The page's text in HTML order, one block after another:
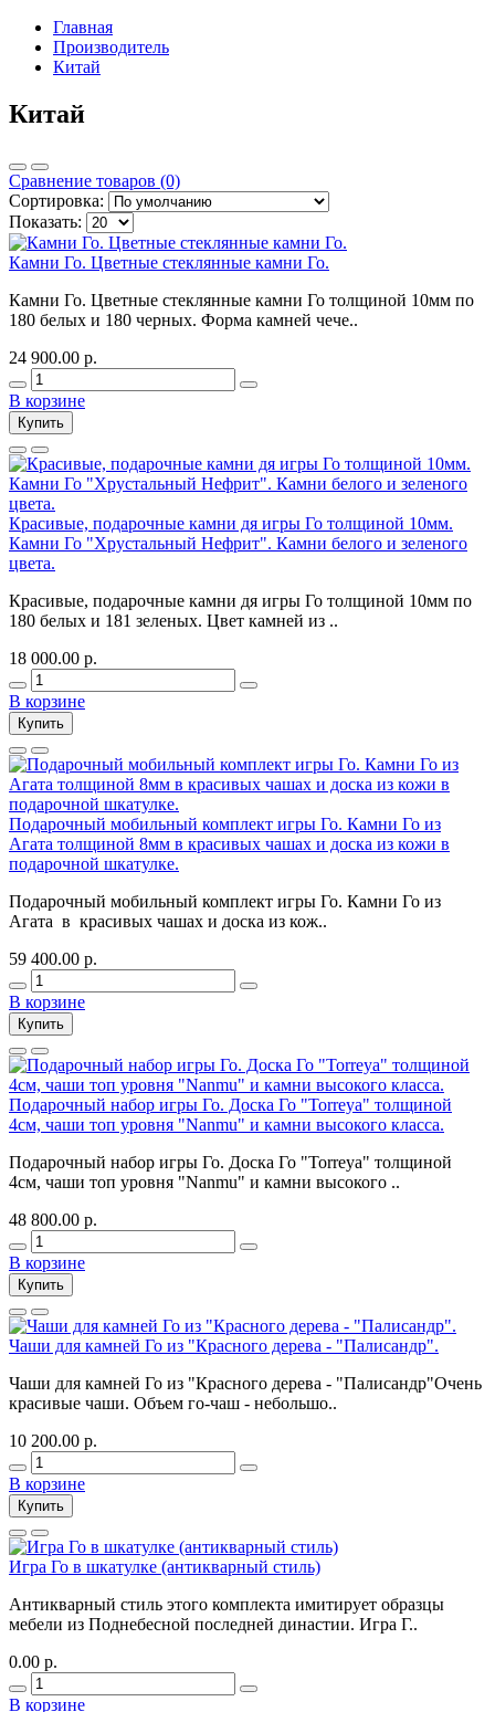
Главная
Производитель
Китай
Китай
Сравнение товаров (0)
Сортировка:
Показать:
Камни Го. Цветные стеклянные камни Го.
Камни Го. Цветные стеклянные камни Го толщиной 10мм по
180 белых и 180 черных. Форма камней чече..
24 900.00 р.
В корзине
Купить
Красивые, подарочные камни дя игры Го толщиной 10мм.
Камни Го "Хрустальный Нефрит". Камни белого и зеленого
цвета.
Красивые, подарочные камни дя игры Го толщиной 10мм по
180 белых и 181 зеленых. Цвет камней из ..
18 000.00 р.
В корзине
Купить
Подарочный мобильный комплект игры Го. Камни Го из
Агата толщиной 8мм в красивых чашах и доска из кожи в
подарочной шкатулке.
Подарочный мобильный комплект игры Го. Камни Го из
Агата в красивых чашах и доска из кож..
59 400.00 р.
В корзине
Купить
Подарочный набор игры Го. Доска Го "Torreya" толщиной
4см, чаши топ уровня "Nanmu" и камни высокого класса.
Подарочный набор игры Го. Доска Го "Torreya" толщиной
4см, чаши топ уровня "Nanmu" и камни высокого ..
48 800.00 р.
В корзине
Купить
Чаши для камней Го из "Красного дерева - "Палисандр".
Чаши для камней Го из "Красного дерева - "Палисандр"Очень
красивые чаши. Объем го-чаш - небольшо..
10 200.00 р.
В корзине
Купить
Игра Го в шкатулке (антикварный стиль)
Антикварный стиль этого комплекта имитирует образцы
мебели из Поднебесной последней династии. Игра Г..
0.00 р.
В корзине